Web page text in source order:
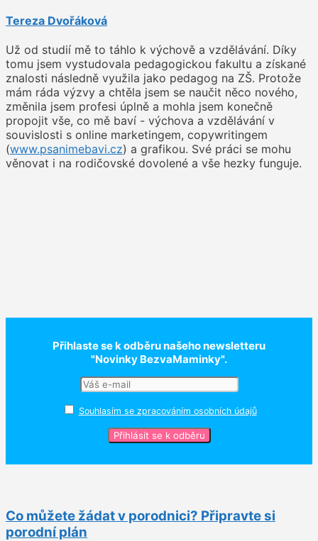
Tereza Dvořáková
Už od studií mě to táhlo k výchově a vzdělávání. Díky
tomu jsem vystudovala pedagogickou fakultu a získané
znalosti následně využila jako pedagog na ZŠ. Protože
mám ráda výzvy a chtěla jsem se naučit něco nového,
změnila jsem profesi úplně a mohla jsem konečně
propojit vše, co mě baví - výchova a vzdělávání v
souvislosti s online marketingem, copywritingem
(www.psanimebavi.cz) a grafikou. Své práci se mohu
věnovat i na rodičovské dovolené a vše hezky funguje.
Přihlaste se k odběru našeho newsletteru
"Novinky BezvaMaminky".
Souhlasím se zpracováním osobních údajů
Co můžete žádat v porodnici? Připravte si
porodní plán